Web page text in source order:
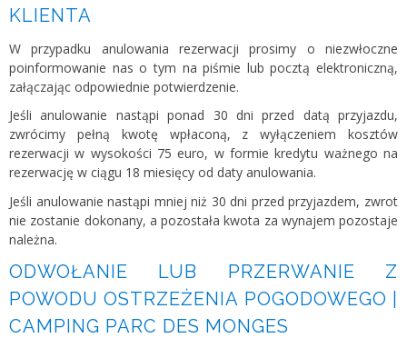
KLIENTA
W przypadku anulowania rezerwacji prosimy o niezwłoczne
poinformowanie nas o tym na piśmie lub pocztą elektroniczną,
załączając odpowiednie potwierdzenie.
Jeśli anulowanie nastąpi ponad 30 dni przed datą przyjazdu,
zwrócimy pełną kwotę wpłaconą, z wyłączeniem kosztów
rezerwacji w wysokości 75 euro, w formie kredytu ważnego na
rezerwację w ciągu 18 miesięcy od daty anulowania.
Jeśli anulowanie nastąpi mniej niż 30 dni przed przyjazdem, zwrot
nie zostanie dokonany, a pozostała kwota za wynajem pozostaje
należna.
ODWOŁANIE LUB PRZERWANIE Z
POWODU OSTRZEŻENIA POGODOWEGO |
CAMPING PARC DES MONGES